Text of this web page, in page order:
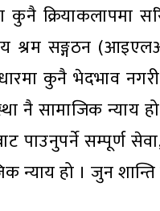
कुनै क्रियाकलापमा
श्रम सङ्गठन
कुनै भेदभाव
नै सामाजिक न्याय
पाउनुपर्ने सम्पूर्ण
न्याय हो । जुन